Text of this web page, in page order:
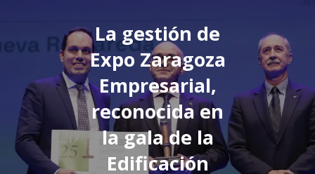
La gestión de
Expo Zaragoza
Empresarial,
reconocida en
la gala de la
Edificación